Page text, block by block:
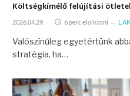
Költségkímélő felújítási
2026.04.29. 6 perc elolvasni
Valószínűleg egyetértünk
stratégia, ha…